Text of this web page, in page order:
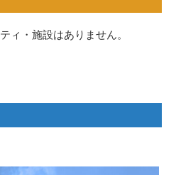
ィ・施設はありません。